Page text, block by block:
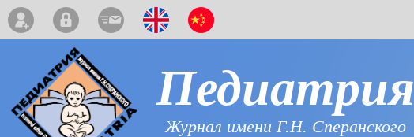
Педиатрия
Журнал имени Г.Н. Сперанского